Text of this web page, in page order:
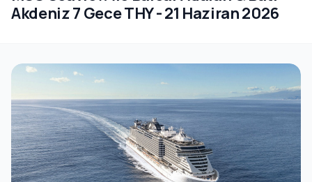
Akdeniz 7 Gece THY - 21 Haziran 2026